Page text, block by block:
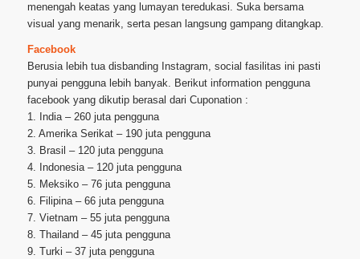
menengah keatas yang lumayan teredukasi. Suka bersama
visual yang menarik, serta pesan langsung gampang ditangkap.
Facebook
Berusia lebih tua disbanding Instagram, social fasilitas ini pasti
punyai pengguna lebih banyak. Berikut information pengguna
facebook yang dikutip berasal dari Cuponation :
1. India – 260 juta pengguna
2. Amerika Serikat – 190 juta pengguna
3. Brasil – 120 juta pengguna
4. Indonesia – 120 juta pengguna
5. Meksiko – 76 juta pengguna
6. Filipina – 66 juta pengguna
7. Vietnam – 55 juta pengguna
8. Thailand – 45 juta pengguna
9. Turki – 37 juta pengguna